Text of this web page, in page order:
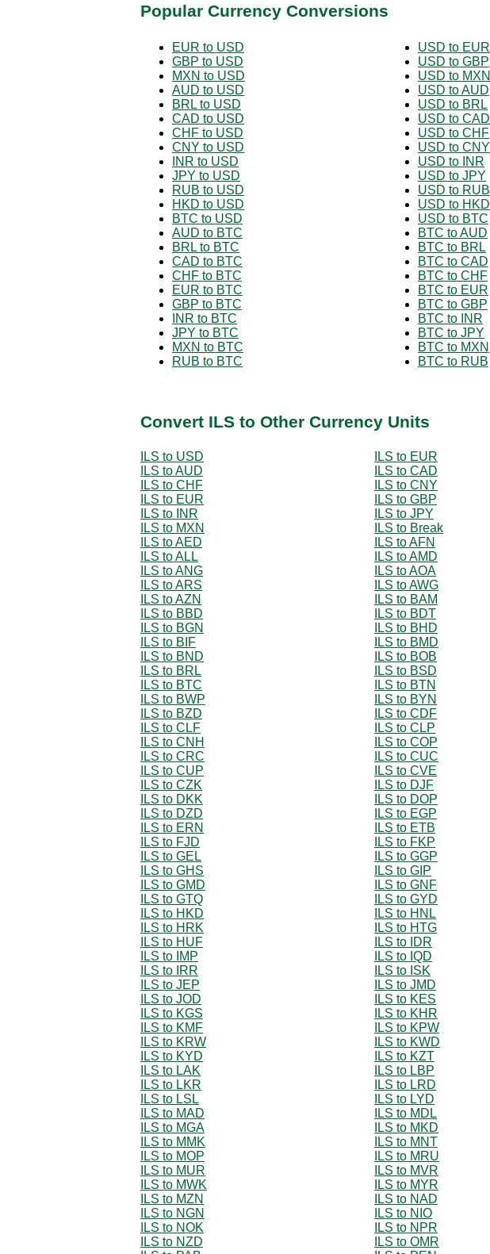
Popular Currency Conversions
EUR to USD
GBP to USD
MXN to USD
AUD to USD
BRL to USD
CAD to USD
CHF to USD
CNY to USD
INR to USD
JPY to USD
RUB to USD
HKD to USD
BTC to USD
AUD to BTC
BRL to BTC
CAD to BTC
CHF to BTC
EUR to BTC
GBP to BTC
INR to BTC
JPY to BTC
MXN to BTC
RUB to BTC
USD to EUR
USD to GBP
USD to MXN
USD to AUD
USD to BRL
USD to CAD
USD to CHF
USD to CNY
USD to INR
USD to JPY
USD to RUB
USD to HKD
USD to BTC
BTC to AUD
BTC to BRL
BTC to CAD
BTC to CHF
BTC to EUR
BTC to GBP
BTC to INR
BTC to JPY
BTC to MXN
BTC to RUB
Convert ILS to Other Currency Units
ILS to USD
ILS to EUR
ILS to AUD
ILS to CAD
ILS to CHF
ILS to CNY
ILS to EUR
ILS to GBP
ILS to INR
ILS to JPY
ILS to MXN
ILS to Break
ILS to AED
ILS to AFN
ILS to ALL
ILS to AMD
ILS to ANG
ILS to AOA
ILS to ARS
ILS to AWG
ILS to AZN
ILS to BAM
ILS to BBD
ILS to BDT
ILS to BGN
ILS to BHD
ILS to BIF
ILS to BMD
ILS to BND
ILS to BOB
ILS to BRL
ILS to BSD
ILS to BTC
ILS to BTN
ILS to BWP
ILS to BYN
ILS to BZD
ILS to CDF
ILS to CLF
ILS to CLP
ILS to CNH
ILS to COP
ILS to CRC
ILS to CUC
ILS to CUP
ILS to CVE
ILS to CZK
ILS to DJF
ILS to DKK
ILS to DOP
ILS to DZD
ILS to EGP
ILS to ERN
ILS to ETB
ILS to FJD
ILS to FKP
ILS to GEL
ILS to GGP
ILS to GHS
ILS to GIP
ILS to GMD
ILS to GNF
ILS to GTQ
ILS to GYD
ILS to HKD
ILS to HNL
ILS to HRK
ILS to HTG
ILS to HUF
ILS to IDR
ILS to IMP
ILS to IQD
ILS to IRR
ILS to ISK
ILS to JEP
ILS to JMD
ILS to JOD
ILS to KES
ILS to KGS
ILS to KHR
ILS to KMF
ILS to KPW
ILS to KRW
ILS to KWD
ILS to KYD
ILS to KZT
ILS to LAK
ILS to LBP
ILS to LKR
ILS to LRD
ILS to LSL
ILS to LYD
ILS to MAD
ILS to MDL
ILS to MGA
ILS to MKD
ILS to MMK
ILS to MNT
ILS to MOP
ILS to MRU
ILS to MUR
ILS to MVR
ILS to MWK
ILS to MYR
ILS to MZN
ILS to NAD
ILS to NGN
ILS to NIO
ILS to NOK
ILS to NPR
ILS to NZD
ILS to OMR